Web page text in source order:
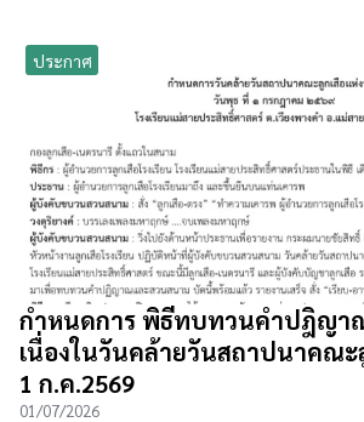
ประกาศ
กำหนดการ พิธีทบทวนคำปฎิญา
เนื่องในวันคล้ายวันสถาปนาคณะ
1 ก.ค.2569
01/07/2026